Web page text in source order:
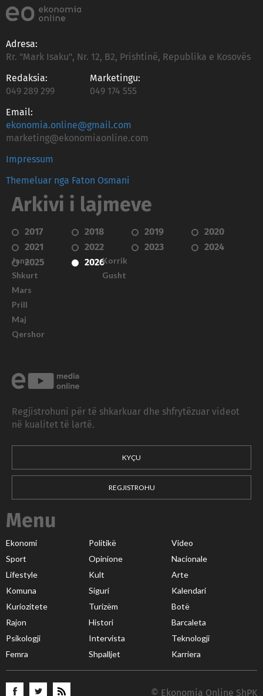
Adresa:
Rr. "Mark Isaku", Nr. 12, B2, Prishtinë, Republika e Kosovës
Redaksia:
049 289 299
Marketingu:
049 174 555
Email:
ekonomia.online@gmail.com
marketing@ekonomiaonline.com
Impressum
Themeluar nga Faton Osmani
Arkivi i lajmeve
2017 2018 2019
2020
2021
2022 2023
2024
2025
2026
Janar
Shkurt
Mars
Prill
Maj
Qershor
Korrik
Gusht
Regjistrohuni për të shkarkuar dhe shfrytëzuar videot
në kualitet të lartë.
KYÇU
REGJISTROHU
Menu
Ekonomi Politikë
Video
Sport
Opinione
Nacionale
Lifestyle
Kult
Arte
Komuna
Siguri
Kalendari
Kuriozitete
Turizëm
Botë
Rajon
Histori
Barcaleta
Psikologji
Intervista
Teknologji
Femra
Shpalljet Karriera
© Ekonomia Online ShPK